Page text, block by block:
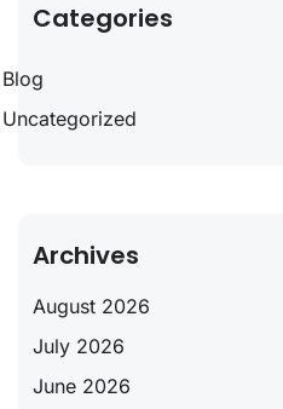
Categories
Blog
Uncategorized
Archives
August 2026
July 2026
June 2026